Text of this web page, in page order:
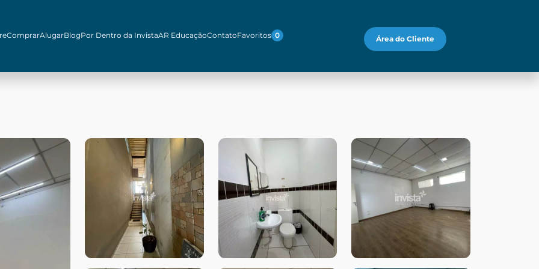
ComprarAlugarBlogPor Dentro da InvistaAR EducaçãoContatoFavoritos 0 Área do Cliente